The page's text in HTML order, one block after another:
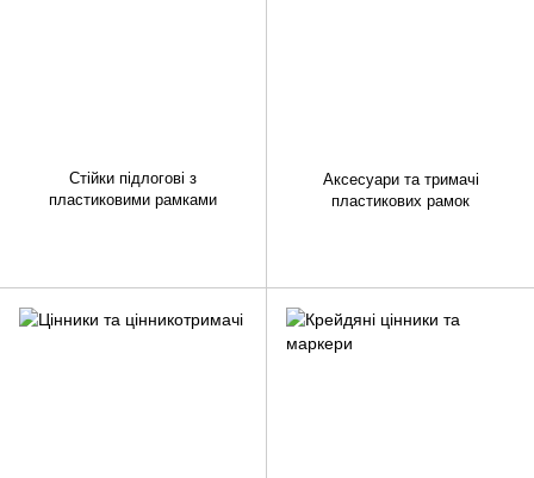
Стійки підлогові з
пластиковими рамками
Аксесуари та тримачі
пластикових рамок